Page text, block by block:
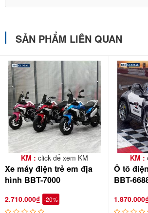
SẢN PHẨM LIÊN QUAN
KM : click để xem KM
Xe máy điện trẻ em địa
hình BBT-7000
2.710.000₫ -20%
KM :
Ô tô
BBT-